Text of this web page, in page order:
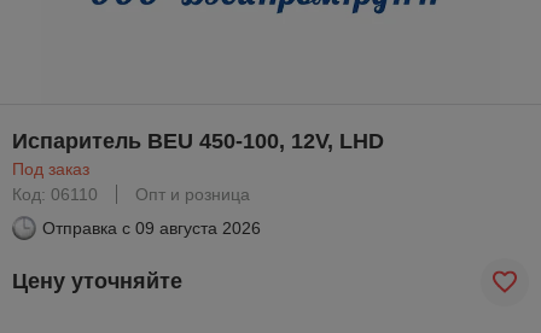
Испаритель BEU 450-100, 12V, LHD
Под заказ
Код: 06110
Опт и розница
Отправка с 09 августа 2026
Цену уточняйте